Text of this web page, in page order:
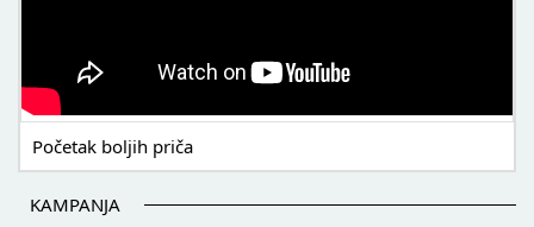
Početak boljih priča
KAMPANJA